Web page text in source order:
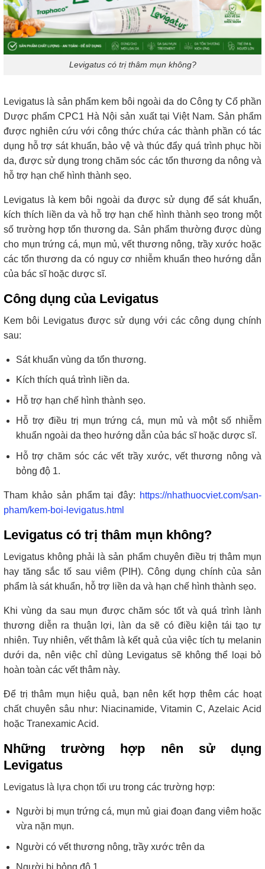
Levigatus có trị thâm mụn không?
Levigatus là sản phẩm kem bôi ngoài da do Công ty Cổ phần
Dược phẩm CPC1 Hà Nội sản xuất tại Việt Nam. Sản phẩm
được nghiên cứu với công thức chứa các thành phần có tác
dụng hỗ trợ sát khuẩn, bảo vệ và thúc đẩy quá trình phục hồi
da, được sử dụng trong chăm sóc các tổn thương da nông và
hỗ trợ hạn chế hình thành sẹo.
Levigatus là kem bôi ngoài da được sử dụng để sát khuẩn,
kích thích liền da và hỗ trợ hạn chế hình thành sẹo trong một
số trường hợp tổn thương da. Sản phẩm thường được dùng
cho mụn trứng cá, mụn mủ, vết thương nông, trầy xước hoặc
các tổn thương da có nguy cơ nhiễm khuẩn theo hướng dẫn
của bác sĩ hoặc dược sĩ.
Công dụng của Levigatus
Kem bôi Levigatus được sử dụng với các công dụng chính
sau:
Sát khuẩn vùng da tổn thương.
Kích thích quá trình liền da.
Hỗ trợ hạn chế hình thành sẹo.
Hỗ trợ điều trị mụn trứng cá, mụn mủ và một số nhiễm
khuẩn ngoài da theo hướng dẫn của bác sĩ hoặc dược sĩ.
Hỗ trợ chăm sóc các vết trầy xước, vết thương nông và
bỏng độ 1.
Tham khảo sản phẩm tại đây: https://nhathuocviet.com/san-
pham/kem-boi-levigatus.html
Levigatus có trị thâm mụn không?
Levigatus không phải là sản phẩm chuyên điều trị thâm mụn
hay tăng sắc tố sau viêm (PIH). Công dụng chính của sản
phẩm là sát khuẩn, hỗ trợ liền da và hạn chế hình thành sẹo.
Khi vùng da sau mụn được chăm sóc tốt và quá trình lành
thương diễn ra thuận lợi, làn da sẽ có điều kiện tái tạo tự
nhiên. Tuy nhiên, vết thâm là kết quả của việc tích tụ melanin
dưới da, nên việc chỉ dùng Levigatus sẽ không thể loại bỏ
hoàn toàn các vết thâm này.
Để trị thâm mụn hiệu quả, bạn nên kết hợp thêm các hoạt
chất chuyên sâu như: Niacinamide, Vitamin C, Azelaic Acid
hoặc Tranexamic Acid.
Những trường hợp nên sử dụng
Levigatus
Levigatus là lựa chọn tối ưu trong các trường hợp:
Người bị mụn trứng cá, mụn mủ giai đoạn đang viêm hoặc
vừa nặn mụn.
Người có vết thương nông, trầy xước trên da